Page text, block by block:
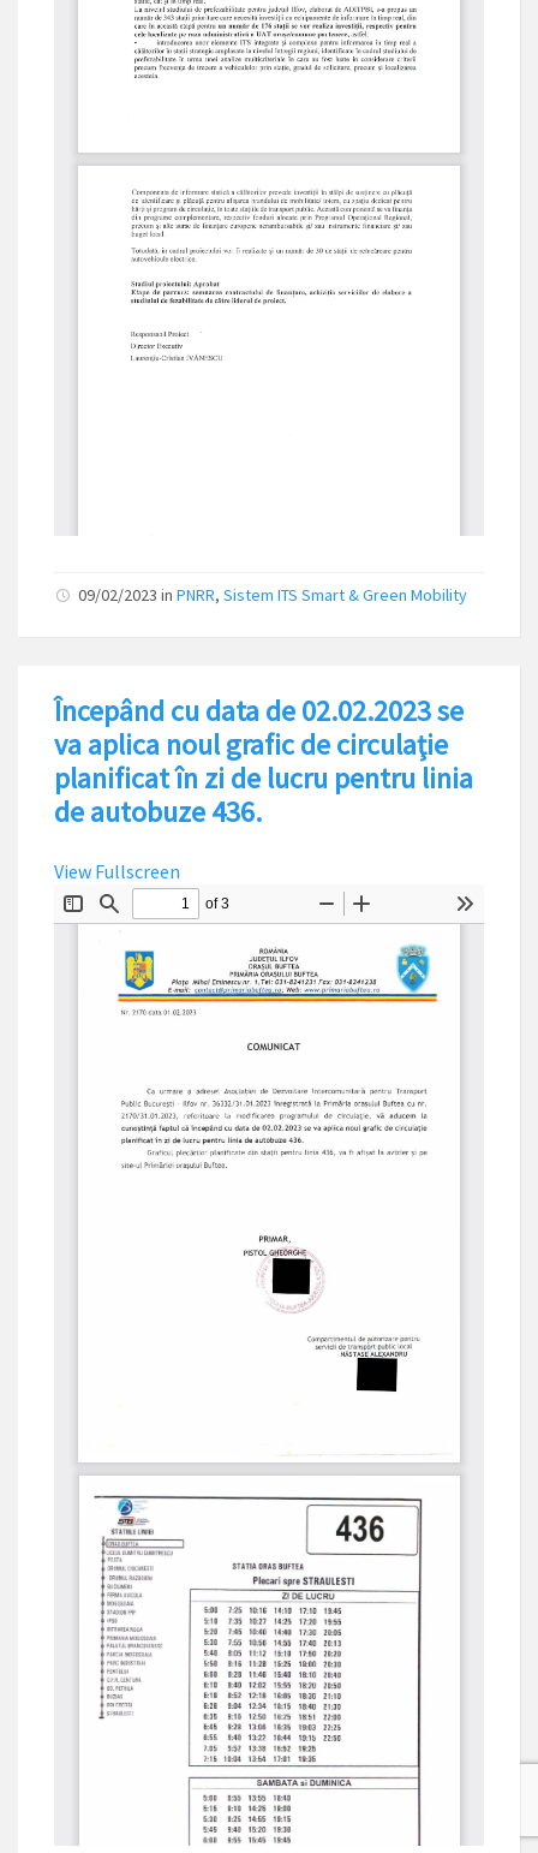
09/02/2023 in PNRR, Sistem ITS Smart & Green Mobility
Începând cu data de 02.02.2023 se
va aplica noul grafic de circulaţie
planificat în zi de lucru pentru linia
de autobuze 436.
View Fullscreen